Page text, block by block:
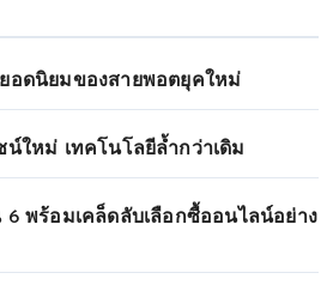
อดนิยมของสายพอตยุคใหม่
น์ใหม่ เทคโนโลยีล้ำกว่าเดิม
6 พร้อมเคล็ดลับเลือกซื้ออนไลน์อย่าง